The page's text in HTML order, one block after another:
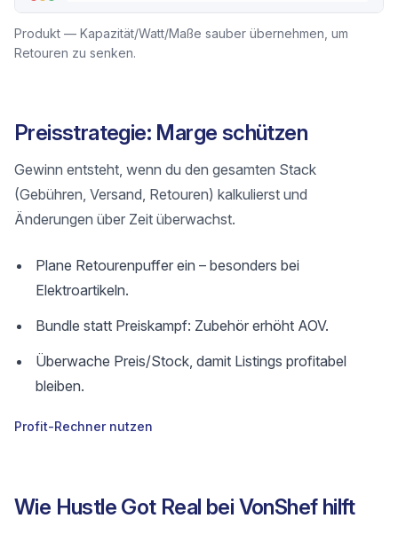
Produkt — Kapazität/Watt/Maße sauber übernehmen, um
Retouren zu senken.
Preisstrategie: Marge schützen
Gewinn entsteht, wenn du den gesamten Stack
(Gebühren, Versand, Retouren) kalkulierst und
Änderungen über Zeit überwachst.
Plane Retourenpuffer ein – besonders bei
Elektroartikeln.
Bundle statt Preiskampf: Zubehör erhöht AOV.
Überwache Preis/Stock, damit Listings profitabel
bleiben.
Profit-Rechner nutzen
Wie Hustle Got Real bei VonShef hilft